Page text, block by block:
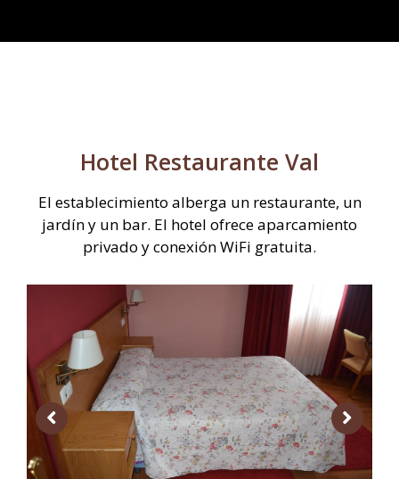
Hotel Restaurante Val
El establecimiento alberga un restaurante, un
jardín y un bar. El hotel ofrece aparcamiento
privado y conexión WiFi gratuita.